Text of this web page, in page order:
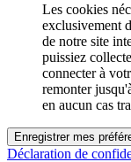
Les cookies
exclusivement
de notre site
puissiez
connecter à
remonter
en aucun cas
Enregistrer mes
Déclaration de